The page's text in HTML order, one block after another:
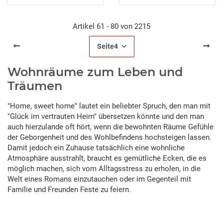
Artikel 61 - 80 von 2215
Seite4
Wohnräume zum Leben und
Träumen
"Home, sweet home" lautet ein beliebter Spruch, den man mit
"Glück im vertrauten Heim" übersetzen könnte und den man
auch hierzulande oft hört, wenn die bewohnten Räume Gefühle
der Geborgenheit und des Wohlbefindens hochsteigen lassen.
Damit jedoch ein Zuhause tatsächlich eine wohnliche
Atmosphäre ausstrahlt, braucht es gemütliche Ecken, die es
möglich machen, sich vom Alltagsstress zu erholen, in die
Welt eines Romans einzutauchen oder im Gegenteil mit
Familie und Freunden Feste zu feiern.